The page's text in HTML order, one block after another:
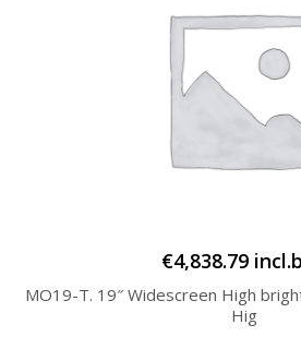
€4,838.79
MO19-T. 19″ Widescreen High
Hig